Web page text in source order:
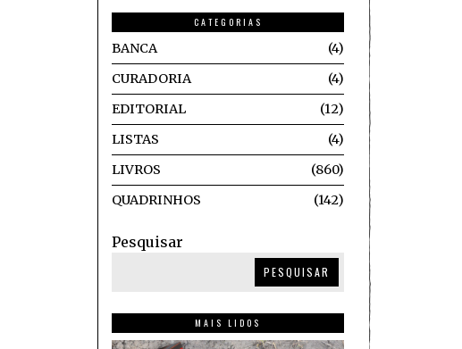
CATEGORIAS
BANCA
4
CURADORIA
4
EDITORIAL
12
LISTAS
4
LIVROS
860
QUADRINHOS
142
Pesquisar
PESQUISAR
MAIS LIDOS